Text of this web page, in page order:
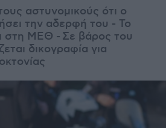
αστυνομικούς ότι ο
την αδερφή του - Το
στη ΜΕΘ - Σε βάρος του
δικογραφία για